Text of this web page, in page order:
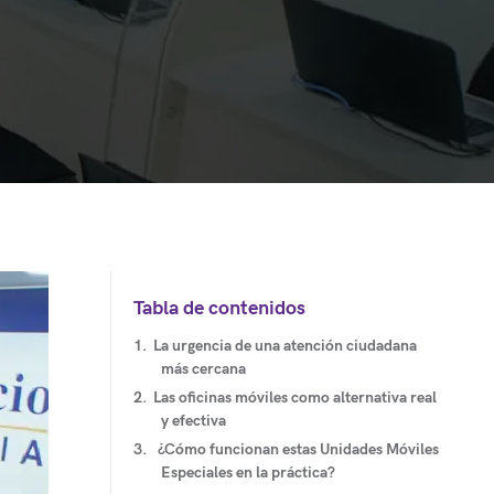
Tabla de contenidos
La urgencia de una atención ciudadana
más cercana
Las oficinas móviles como alternativa real
y efectiva
¿Cómo funcionan estas Unidades Móviles
Especiales en la práctica?